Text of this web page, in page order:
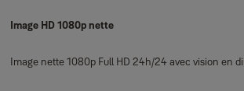
Image HD 1080p nette
Image nette 1080p Full HD 24h/24 avec vision en